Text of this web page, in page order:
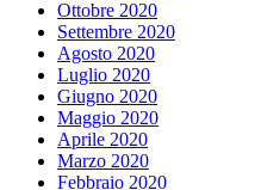
Ottobre 2020
Settembre 2020
Agosto 2020
Luglio 2020
Giugno 2020
Maggio 2020
Aprile 2020
Marzo 2020
Febbraio 2020